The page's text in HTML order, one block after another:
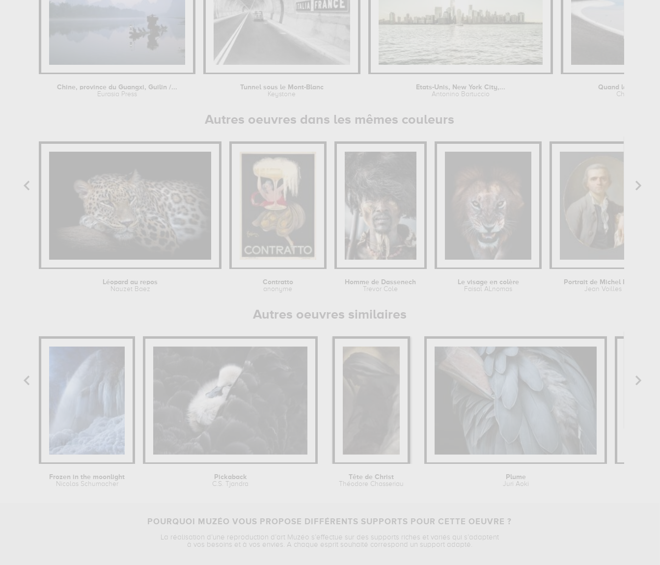
Chine, province du Guangxi, Guilin /...
Eurasia Press
Tunnel sous le Mont-Blanc
Keystone
États-Unis, New York City,...
Antonino Bartuccio
Quand la nature
Chrystèle
Autres oeuvres dans les mêmes couleurs
Léopard au repos
Nauzet Baez
Contratto
anonyme
Homme de Dassenech
Trevor Cole
Le visage en colère
Faisal ALnomas
Portrait de Michel Perrot
Jean Voilles
Autres oeuvres similaires
Frozen in the moonlight
Nicolas Schumacher
Pickaback
C.S. Tjandra
Tête de Christ
Théodore Chasseriau
Plume
Juri Aoki
POURQUOI MUZÉO VOUS PROPOSE DIFFÉRENTS SUPPORTS POUR CETTE OEUVRE ?
La réalisation d’une reproduction d’art Muzéo s’effectue sur des supports riches et variés qui s’adaptent
à vos besoins et à vos envies. A chaque esprit souhaité correspond un support adapté.